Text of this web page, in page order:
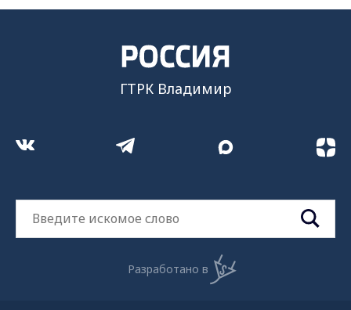
ГТРК Владимир
Разработано в